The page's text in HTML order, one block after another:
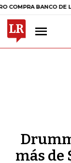
BANCO DE LA
más de